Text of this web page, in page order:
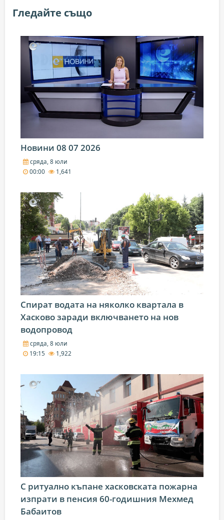
Гледайте също
Новини 08 07 2026
сряда, 8 юли
00:00
1,641
Спират водата на няколко квартала в
Хасково заради включването на нов
водопровод
сряда, 8 юли
19:15
1,922
С ритуално къпане хасковската пожарна
изпрати в пенсия 60-годишния Мехмед
Бабаитов